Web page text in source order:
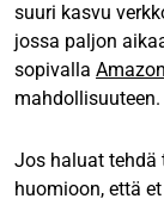
suuri kasvu
jossa paljon
sopivalla
mahdollisuuteen.
Jos haluat tehdä
huomioon, että